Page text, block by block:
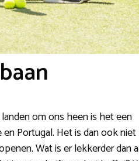
om ons heen is het een
Portugal. Het is dan ook niet
Wat is er lekkerder dan